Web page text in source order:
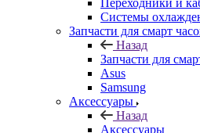
Asus
Samsung
Аксессуары
Назад
Аксессуары
Apple
Чехлы для
Защитные стекла
Элементы питания